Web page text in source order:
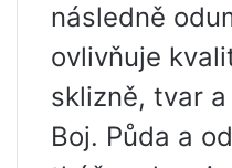
následně
ovlivňuje
sklizně, tvar
Boj. Půda a